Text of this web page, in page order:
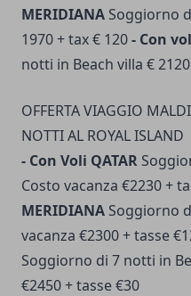
MERIDIANA Soggiorno
1970 + tax € 120- Con
notti in Beach villa €
OFFERTA VIAGGIO
NOTTI AL ROYAL ISLAND
- Con Voli QATAR
Costo vacanza €2230 +
MERIDIANA Soggiorno
vacanza €2300 + tasse
Soggiorno di 7 notti in
€2450 + tasse €30